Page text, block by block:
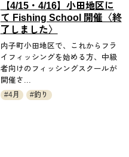
【4/15・4/16】小田地区に
て Fishing School 開催〈終
了しました〉
内子町小田地区で、これからフラ
イフィッシングを始める方、中級
者向けのフィッシングスクールが
開催さ...
4月 釣り